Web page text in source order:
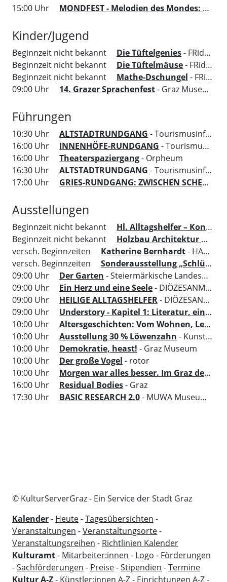
15:00 Uhr MONDFEST - Melodien des Mondes: ÖSTERREICH trifft CHINA
Kinder/Jugend
Beginnzeit nicht bekannt Die Tüftelgenies- FRida&freD - Das Grazer Kindermuseum
Beginnzeit nicht bekannt
Die Tüftelmäuse- FRida&freD - Das Grazer Kindermuseum
Beginnzeit nicht bekannt
Mathe-Dschungel - FRida&freD - Das Grazer Kindermuseum
09:00 Uhr
14. Grazer Sprachenfest- Graz Museum
Führungen
10:30 Uhr ALTSTADTRUNDGANG - Tourismusinformation Region Graz
16:00 Uhr
INNENHÖFE-RUNDGANG - Tourismusinformation Region Graz
16:00 Uhr
Theaterspaziergang- Orpheum
16:30 Uhr
ALTSTADTRUNDGANG - Tourismusinformation Region Graz
17:00 Uhr
GRIES-RUNDGANG: ZWISCHEN SCHERBEN UND AUFBRUCH
Ausstellungen
Beginnzeit nicht bekannt
Hl. Alltagshelfer – Konkrete Hilfe aus dem Himmel
Beginnzeit nicht bekannt
Holzbau Architektur mit MENSCH. ORT. HAUS. VERSTAND.
versch. Beginnzeiten
Katherine Bernhardt- HALLE FÜR KUNST Steiermark
versch. Beginnzeiten
Sonderausstellung „Schlüssel zur Kunst“
09:00 Uhr
Der Garten - Steiermärkische Landesbibliothek
09:00 Uhr
Ein Herz und eine Seele- DIÖZESANMUSEUM Graz
09:00 Uhr
HEILIGE ALLTAGSHELFER- DIÖZESANMUSEUM Graz
09:00 Uhr
Understory - Kapitel 1: Literatur, ein Ort um sich zu versammeln
10:00 Uhr
Altersgeschichten: Vom Wohnen, Leben und dem, was zählt
10:00 Uhr
Ausstellung 30 % Löwenzahn - Kunsthaus Graz
10:00 Uhr
Demokratie, heast! - Graz Museum
10:00 Uhr
Der große Vogel - rotor
10:00 Uhr
Morgen war alles besser. Im Graz der 70er
16:00 Uhr
Residual Bodies- Graz
17:30 Uhr
BASIC RESEARCH 2.0- MUWA Museum der Wahrnehmung
© KulturServerGraz - Ein Service der Stadt Graz
Kalender- Heute-Tagesübersichten -
Veranstaltungen -Veranstaltungsorte-
Veranstaltungsreihen - Richtlinien Kalender
Kulturamt- Mitarbeiter:innen - Logo - Förderungen
-Sachförderungen - Preise-Stipendien -Termine
Kultur A-Z- Künstler:innen A-Z- Einrichtungen A-Z-